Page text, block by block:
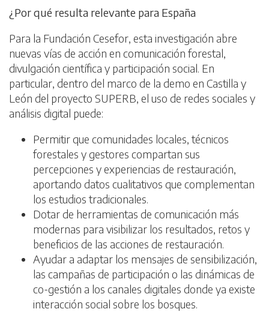
¿Por qué resulta relevante para España
Para la Fundación Cesefor, esta investigación abre
nuevas vías de acción en comunicación forestal,
divulgación científica y participación social. En
particular, dentro del marco de la demo en Castilla y
León del proyecto SUPERB, el uso de redes sociales y
análisis digital puede:
Permitir que comunidades locales, técnicos
forestales y gestores compartan sus
percepciones y experiencias de restauración,
aportando datos cualitativos que complementan
los estudios tradicionales.
Dotar de herramientas de comunicación más
modernas para visibilizar los resultados, retos y
beneficios de las acciones de restauración.
Ayudar a adaptar los mensajes de sensibilización,
las campañas de participación o las dinámicas de
co-gestión a los canales digitales donde ya existe
interacción social sobre los bosques.